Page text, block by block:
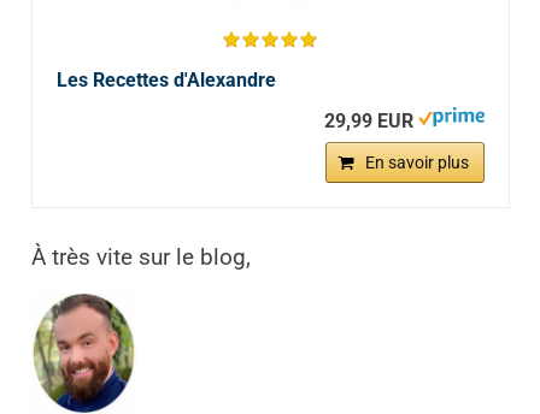
Les Recettes d'Alexandre
29,99 EUR
En savoir plus
À très vite sur le blog,